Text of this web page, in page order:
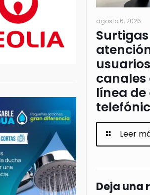
agosto 6, 2026
canales
línea
Leer
Deja una